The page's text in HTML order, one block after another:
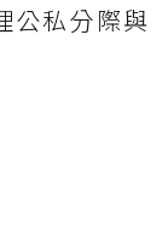
公私分際與